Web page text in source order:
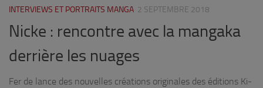
INTERVIEWS ET PORTRAITS MANGA 2 SEPTEMBRE 2018
Nicke : rencontre avec la mangaka
derrière les nuages
Fer de lance des nouvelles créations originales des éditions Ki-